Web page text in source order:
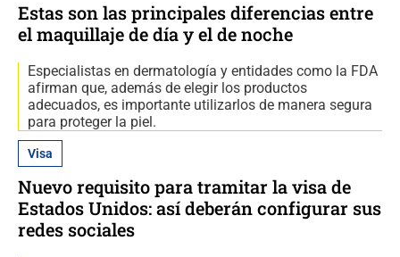
Estas son las principales diferencias entre
el maquillaje de día y el de noche
Especialistas en dermatología y entidades como la FDA
afirman que, además de elegir los productos
adecuados, es importante utilizarlos de manera segura
para proteger la piel.
Visa
Nuevo requisito para tramitar la visa de
Estados Unidos: así deberán configurar sus
redes sociales